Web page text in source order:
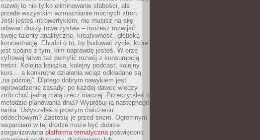
rozwój to nie tylko eliminowanie słabości, ale
przede wszystkim wzmacnianie mocnych stron.
Jeśli jesteś introwertykiem, nie musisz na siłę
udawać duszy towarzystwa – możesz rozwijać
swoje talenty analityczne, kreatywność, głęboką
koncentrację. Chodzi o to, by budować życie, które
jest spójne z tym, kim naprawdę jesteś. W erze
cyfrowej łatwo też pomylić rozwój z konsumpcją
treści. Kolejna książka, kolejny podcast, kolejny
kurs… a konkretne działania wciąż odkładane są
„na później”. Dlatego dobrym nawykiem jest
wprowadzenie zasady: po każdej dawce wiedzy
zrób choć jedną małą rzecz inaczej. Przeczytałeś o
metodzie planowania dnia? Wypróbuj ją następnego
ranka. Usłyszałeś o prostym ćwiczeniu
oddechowym? Zastosuj je przed snem. Ogromnym
wsparciem w tej drodze może być dobrze
zorganizowana platforma tematycznapoświęcona